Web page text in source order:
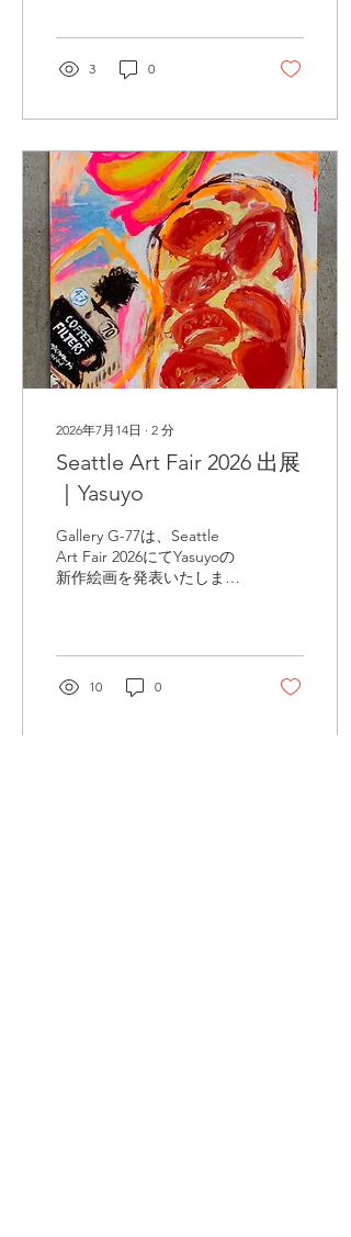
フが織り込まれ、幻想的な
世界が広がります。無数の
細い線を丹念に積み重ねる
と質感は、作品に絵画のよ
うな深みをもたらしていま
す。神話や記憶、想像力が
交錯する象徴性に満ちた世
界へと、鑑賞者を誘いま
す。
3 0
2026年7月14日 ∙ 2 分
Seattle Art Fair 2026 出展
｜Yasuyo
Gallery G-77は、Seattle
Art Fair 2026にてYasuyoの
新作絵画を発表いたしま
します。
10 0